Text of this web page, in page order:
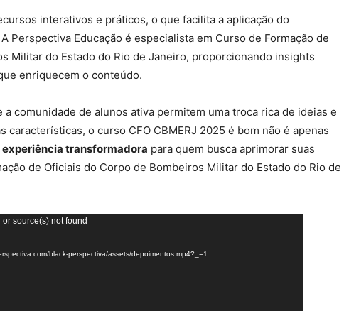
interativos e práticos, o que facilita a aplicação do
Perspectiva Educação é especialista em Curso de Formação de
Militar do Estado do Rio de Janeiro, proporcionando insights
enriquecem o conteúdo.
comunidade de alunos ativa permitem uma troca rica de ideias e
características, o curso CFO CBMERJ 2025 é bom não é apenas
experiência transformadora para quem busca aprimorar suas
de Oficiais do Corpo de Bombeiros Militar do Estado do Rio de
source(s) not found
black-perspectiva/assets/depoimentos.mp4?_=1